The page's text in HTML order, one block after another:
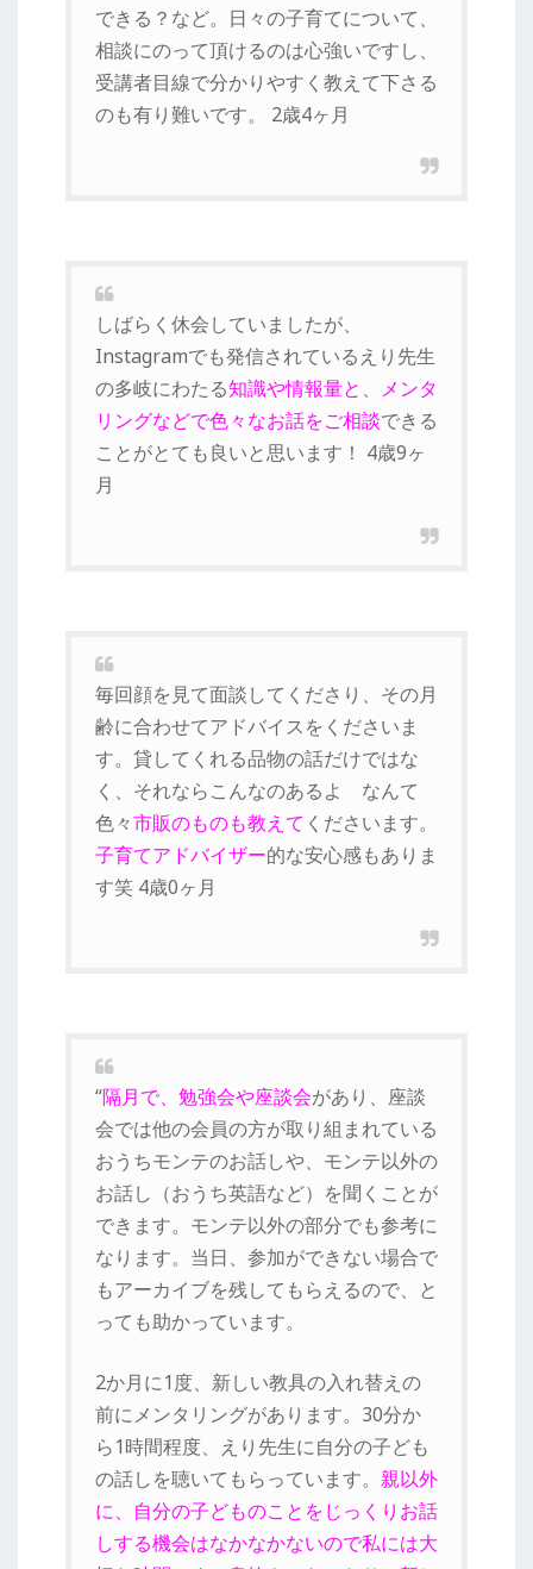
できる？など。日々の子育てについて、
相談にのって頂けるのは心強いですし、
受講者目線で分かりやすく教えて下さる
のも有り難いです。 2歳4ヶ月
しばらく休会していましたが、
Instagramでも発信されているえり先生
の多岐にわたる知識や情報量と、メンタ
リングなどで色々なお話をご相談できる
ことがとても良いと思います！ 4歳9ヶ
月
毎回顔を見て面談してくださり、その月
齢に合わせてアドバイスをくださいま
す。貸してくれる品物の話だけではな
く、それならこんなのあるよ なんて
色々市販のものも教えて くださいます。
子育てアドバイザー的な安心感もありま
す笑 4歳0ヶ月
“隔月で、勉強会や座談会があり、座談
会では他の会員の方が取り組まれている
おうちモンテのお話しや、モンテ以外の
お話し（おうち英語など）を聞くことが
できます。モンテ以外の部分でも参考に
なります。当日、参加ができない場合で
もアーカイブを残してもらえるので、と
っても助かっています。
2か月に1度、新しい教具の入れ替えの
前にメンタリングがあります。30分か
ら1時間程度、えり先生に自分の子ども
の話しを聴いてもらっています。 親以外
に、自分の子どものことをじっくりお話
しする機会はなかなかないので私には大